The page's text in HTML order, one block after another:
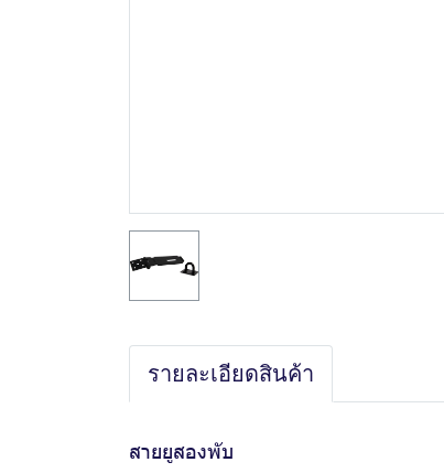
รายละเอียดสินค้า
สายยูสองพับ